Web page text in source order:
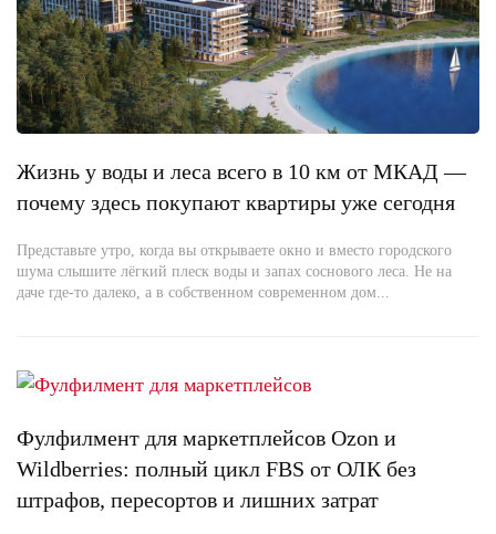
Жизнь у воды и леса всего в 10 км от МКАД —
почему здесь покупают квартиры уже сегодня
Представьте утро, когда вы открываете окно и вместо городского
шума слышите лёгкий плеск воды и запах соснового леса. Не на
даче где-то далеко, а в собственном современном дом...
Фулфилмент для маркетплейсов Ozon и
Wildberries: полный цикл FBS от ОЛК без
штрафов, пересортов и лишних затрат